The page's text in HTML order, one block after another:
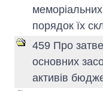
порядок їх
459 Про
основних
активів